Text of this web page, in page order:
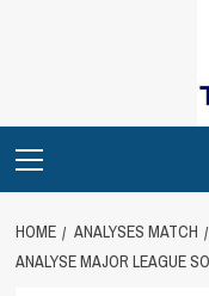
Menu
HOME ANALYSES MATCH
ANALYSE MAJOR LEAGUE